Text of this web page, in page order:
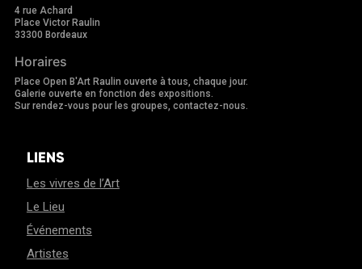
4 rue Achard
Place Victor Raulin
33300 Bordeaux
Horaires
Place Open B'Art Raulin ouverte à tous, chaque jour.
Galerie ouverte en fonction des expositions.
Sur rendez-vous pour les groupes, contactez-nous.
LIENS
Les vivres de l’Art
Le Lieu
Événements
Artistes